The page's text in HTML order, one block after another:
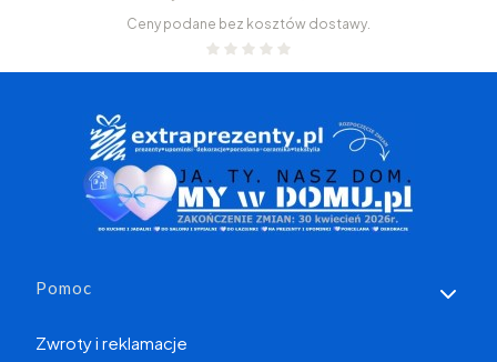
Ceny podane bez kosztów dostawy.
Linki w stopce
Pomoc
Zwroty i reklamacje